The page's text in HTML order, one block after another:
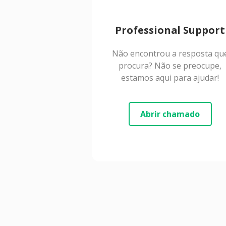
Professional Support
Não encontrou a resposta
procura? Não se preocupe,
estamos aqui para ajudar!
Abrir chamado